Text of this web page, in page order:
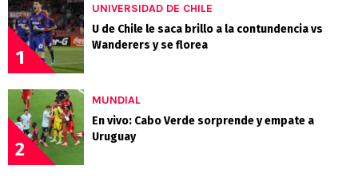
1
UNIVERSIDAD DE CHILE
U de Chile le saca brillo a la contundencia vs
Wanderers y se florea
2
MUNDIAL
En vivo: Cabo Verde sorprende y empate a
Uruguay